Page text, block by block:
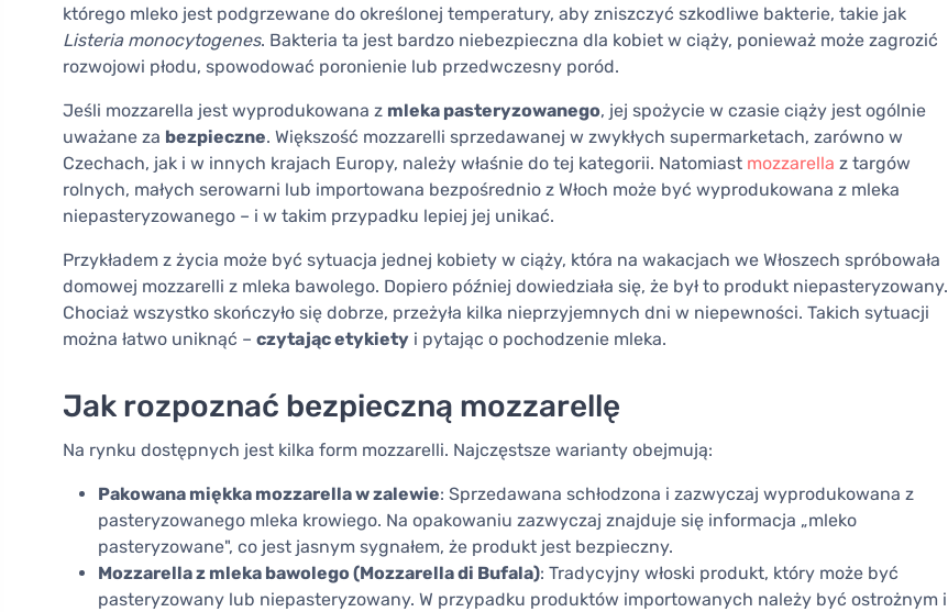
którego mleko jest podgrzewane do określonej temperatury, aby zniszczyć szkodliwe bakterie, takie jak
Listeria monocytogenes. Bakteria ta jest bardzo niebezpieczna dla kobiet w ciąży, ponieważ może zagrozić
rozwojowi płodu, spowodować poronienie lub przedwczesny poród.
Jeśli mozzarella jest wyprodukowana z mleka pasteryzowanego, jej spożycie w czasie ciąży jest ogólnie
uważane za bezpieczne. Większość mozzarelli sprzedawanej w zwykłych supermarketach, zarówno w
Czechach, jak i w innych krajach Europy, należy właśnie do tej kategorii. Natomiast mozzarella z targów
rolnych, małych serowarni lub importowana bezpośrednio z Włoch może być wyprodukowana z mleka
niepasteryzowanego – i w takim przypadku lepiej jej unikać.
Przykładem z życia może być sytuacja jednej kobiety w ciąży, która na wakacjach we Włoszech spróbowała
domowej mozzarelli z mleka bawolego. Dopiero później dowiedziała się, że był to produkt niepasteryzowany.
Chociaż wszystko skończyło się dobrze, przeżyła kilka nieprzyjemnych dni w niepewności. Takich sytuacji
można łatwo uniknąć – czytając etykiety i pytając o pochodzenie mleka.
Jak rozpoznać bezpieczną mozzarellę
Na rynku dostępnych jest kilka form mozzarelli. Najczęstsze warianty obejmują:
Pakowana miękka mozzarella w zalewie: Sprzedawana schłodzona i zazwyczaj wyprodukowana z
pasteryzowanego mleka krowiego. Na opakowaniu zazwyczaj znajduje się informacja „mleko
pasteryzowane", co jest jasnym sygnałem, że produkt jest bezpieczny.
Mozzarella z mleka bawolego (Mozzarella di Bufala): Tradycyjny włoski produkt, który może być
pasteryzowany lub niepasteryzowany. W przypadku produktów importowanych należy być ostrożnym i